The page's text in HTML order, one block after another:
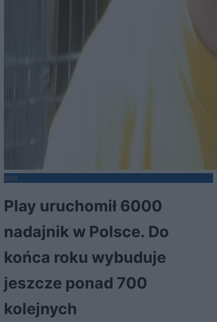
GSM
Play uruchomił 6000
nadajnik w Polsce. Do
końca roku wybuduje
jeszcze ponad 700
kolejnych